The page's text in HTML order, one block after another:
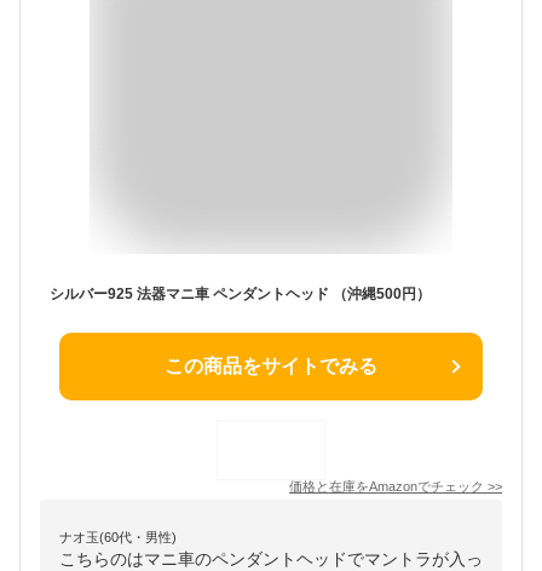
シルバー925 法器マニ車 ペンダントヘッド （沖縄500円）
この商品をサイトでみる
価格と在庫をAmazonでチェック >>
ナオ玉(60代・男性)
こちらのはマニ車のペンダントヘッドでマントラが入っ